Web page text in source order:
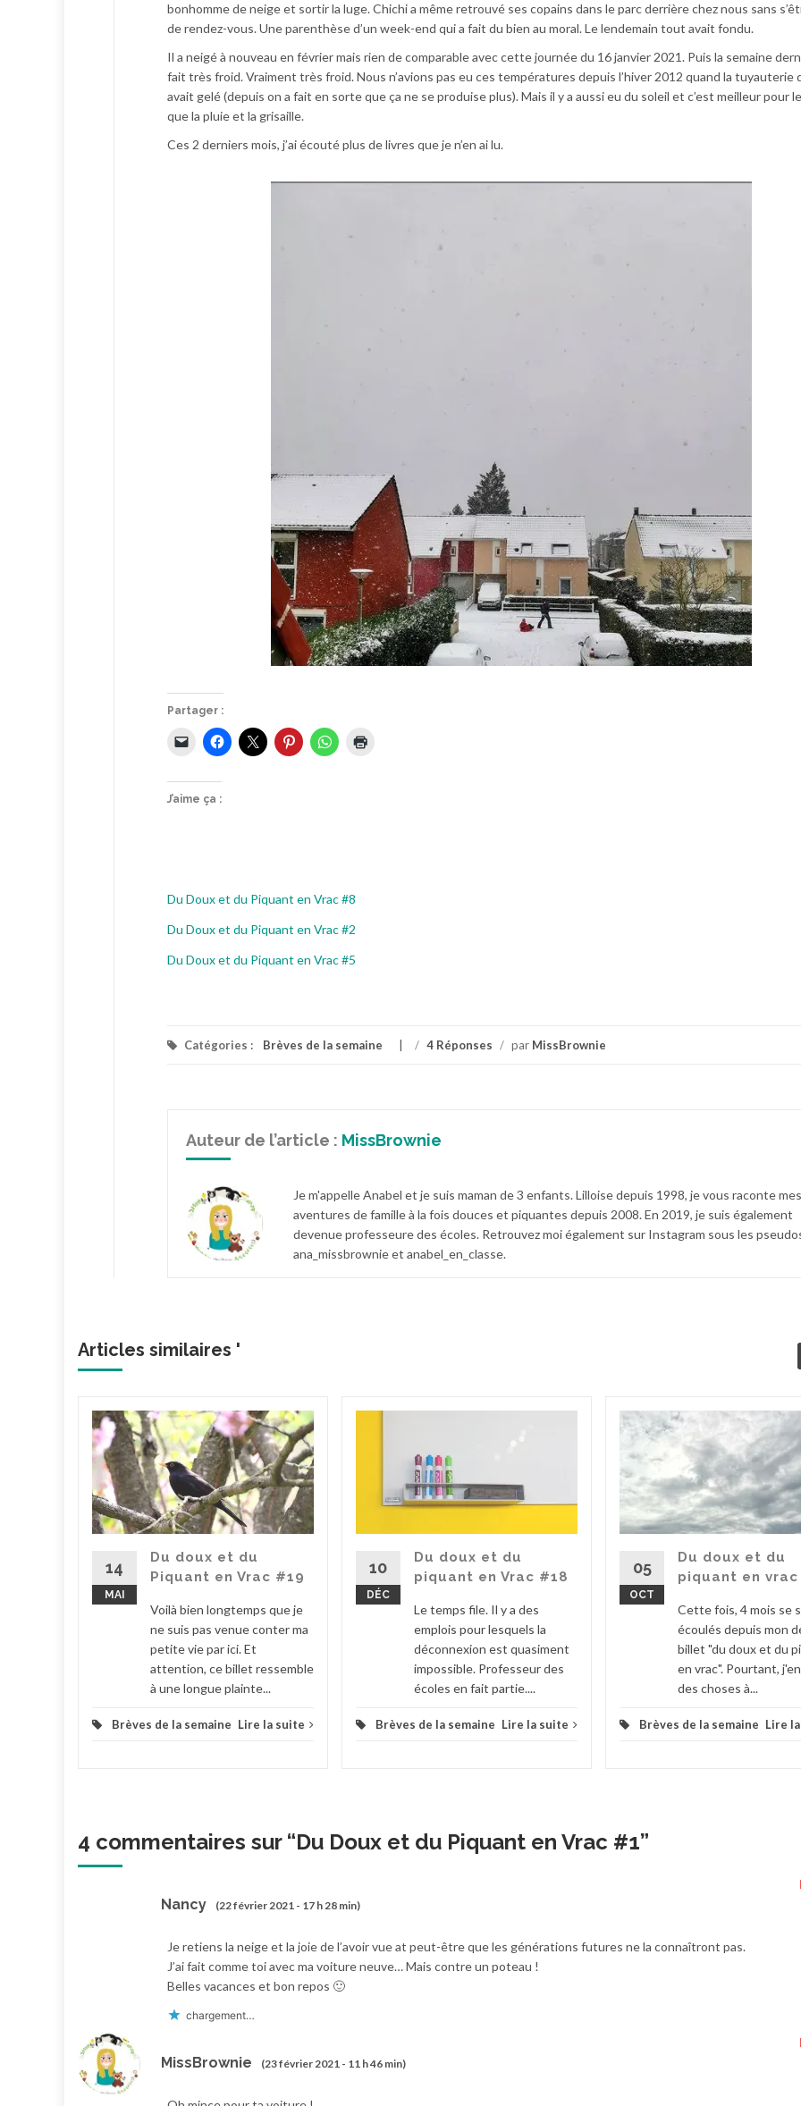
bonhomme de neige et sortir la luge. Chichi a même retrouvé ses copains dans le parc derrière chez nous sans
de rendez-vous. Une parenthèse d’un week-end qui a fait du bien au moral. Le lendemain tout avait fondu.
Il a neigé à nouveau en février mais rien de comparable avec cette journée du 16 janvier 2021. Puis la semaine
fait très froid. Vraiment très froid. Nous n’avions pas eu ces températures depuis l’hiver 2012 quand la tuyauterie
avait gelé (depuis on a fait en sorte que ça ne se produise plus). Mais il y a aussi eu du soleil et c’est meilleur pour
que la pluie et la grisaille.
Ces 2 derniers mois, j’ai écouté plus de livres que je n’en ai lu.
Partager :
J’aime ça :
Du Doux et du Piquant en Vrac #8
Du Doux et du Piquant en Vrac #2
Du Doux et du Piquant en Vrac #5
Catégories : Brèves de la semaine / 4 Réponses / par MissBrownie
Auteur de l’article : MissBrownie
Je m'appelle Anabel et je suis maman de 3 enfants. Lilloise depuis 1998, je vous raconte mes
aventures de famille à la fois douces et piquantes depuis 2008. En 2019, je suis également
devenue professeure des écoles. Retrouvez moi également sur Instagram sous les
ana_missbrownie et anabel_en_classe.
Articles similaires '
14
MAI
Du doux et du
Piquant en Vrac #19
Voilà bien longtemps que je
ne suis pas venue conter ma
petite vie par ici. Et
attention, ce billet ressemble
à une longue plainte...
Brèves de la semaine Lire la suite
10
DÉC
Du doux et du
piquant en Vrac #18
Le temps file. Il y a des
emplois pour lesquels la
déconnexion est quasiment
impossible. Professeur des
écoles en fait partie....
Brèves de la semaine Lire la suite
05
OCT
Du doux et du
piquant en vrac
Cette fois, 4 mois se
écoulés depuis mon
billet "du doux et du
en vrac". Pourtant,
des choses à...
Brèves de la semaine Lire
4 commentaires sur “Du Doux et du Piquant en Vrac #1”
Nancy (22 février 2021 - 17 h 28 min)
Je retiens la neige et la joie de l’avoir vue at peut-être que les générations futures ne la connaîtront pas.
J’ai fait comme toi avec ma voiture neuve… Mais contre un poteau !
Belles vacances et bon repos 🙂
chargement…
MissBrownie (23 février 2021 - 11 h 46 min)